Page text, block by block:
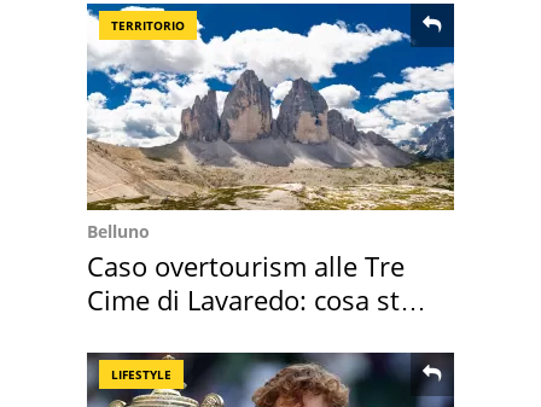
TERRITORIO
Belluno
Caso overtourism alle Tre
Cime di Lavaredo: cosa sta
LIFESTYLE